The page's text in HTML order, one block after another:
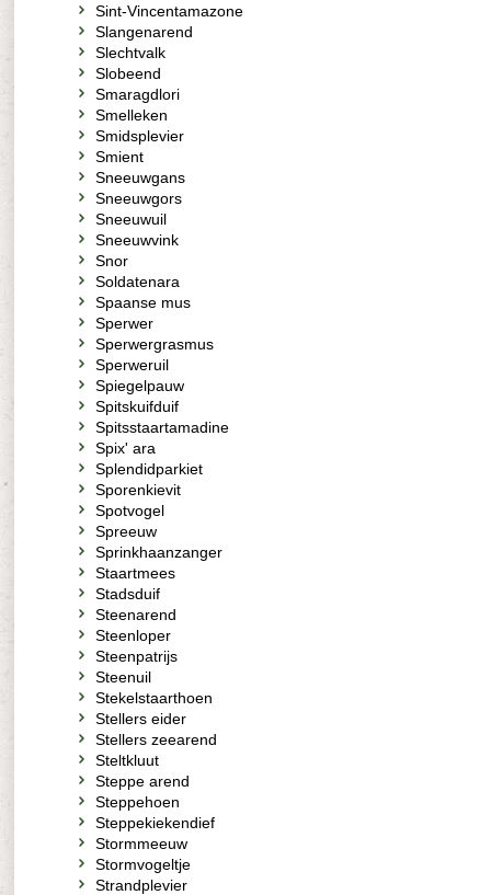
Sint-Vincentamazone
Slangenarend
Slechtvalk
Slobeend
Smaragdlori
Smelleken
Smidsplevier
Smient
Sneeuwgans
Sneeuwgors
Sneeuwuil
Sneeuwvink
Snor
Soldatenara
Spaanse mus
Sperwer
Sperwergrasmus
Sperweruil
Spiegelpauw
Spitskuifduif
Spitsstaartamadine
Spix' ara
Splendidparkiet
Sporenkievit
Spotvogel
Spreeuw
Sprinkhaanzanger
Staartmees
Stadsduif
Steenarend
Steenloper
Steenpatrijs
Steenuil
Stekelstaarthoen
Stellers eider
Stellers zeearend
Steltkluut
Steppe arend
Steppehoen
Steppekiekendief
Stormmeeuw
Stormvogeltje
Strandplevier